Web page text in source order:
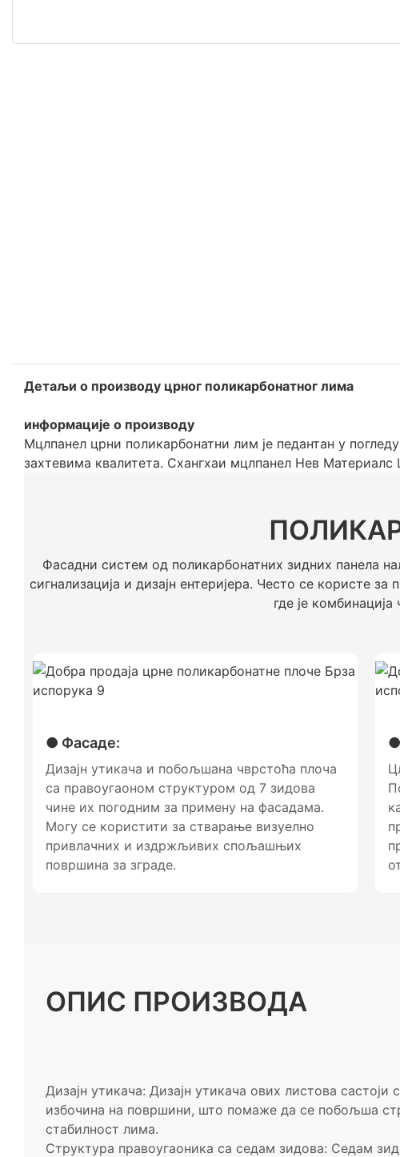
Детаљи о производу црног поликарбонатног лима
информације о производу
Мцлпанел црни поликарбонатни лим је педантан у
захтевима квалитета. Схангхаи мцлпанел Нев
Фасадни систем од поликарбонатних зидних панела
сигнализација и дизајн ентеријера. Често се користе
где је
● Фасаде:
Дизајн утикача и побољшана чврстоћа плоча
са правоугаоном структуром од 7 зидова
чине их погодним за примену на фасадама.
Могу се користити за стварање визуелно
привлачних и издржљивих спољашњих
површина за зграде.
ОПИС ПРОИЗВОДА
Дизајн утикача: Дизајн утикача ових листова
избочина на површини, што помаже да се побољша
стабилност лима.
Структура правоугаоника са седам зидова: Седам